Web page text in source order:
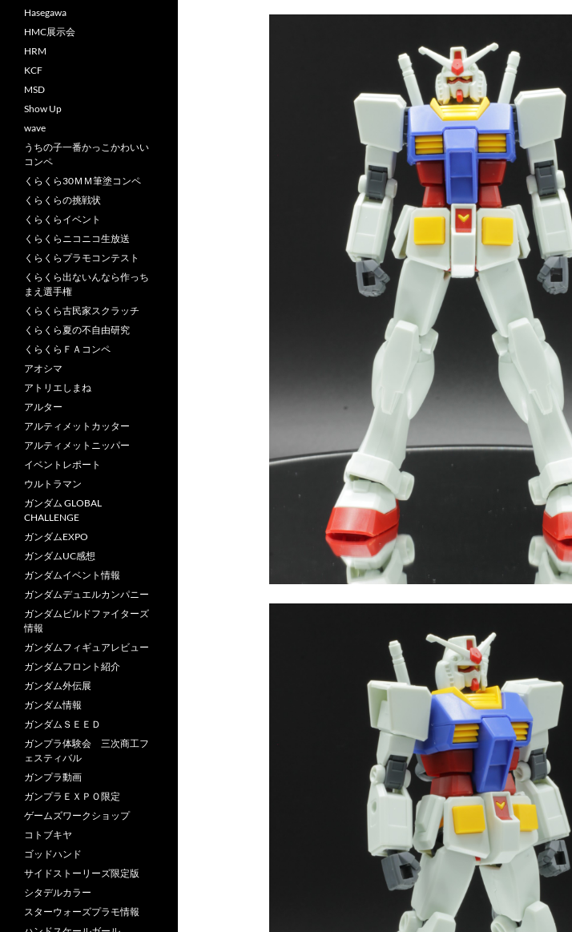
Hasegawa
HMC展示会
HRM
KCF
MSD
Show Up
wave
うちの子一番かっこかわいい
コンペ
くらくら30ＭＭ筆塗コンペ
くらくらの挑戦状
くらくらイベント
くらくらニコニコ生放送
くらくらプラモコンテスト
くらくら出ないんなら作っち
まえ選手権
くらくら古民家スクラッチ
くらくら夏の不自由研究
くらくらＦＡコンペ
アオシマ
アトリエしまね
アルター
アルティメットカッター
アルティメットニッパー
イベントレポート
ウルトラマン
ガンダム GLOBAL
CHALLENGE
ガンダムEXPO
ガンダムUC感想
ガンダムイベント情報
ガンダムデュエルカンパニー
ガンダムビルドファイターズ
情報
ガンダムフィギュアレビュー
ガンダムフロント紹介
ガンダム外伝展
ガンダム情報
ガンダムＳＥＥＤ
ガンプラ体験会 三次商工フ
ェスティバル
ガンプラ動画
ガンプラＥＸＰＯ限定
ゲームズワークショップ
コトブキヤ
ゴッドハンド
サイドストーリーズ限定版
シタデルカラー
スターウォーズプラモ情報